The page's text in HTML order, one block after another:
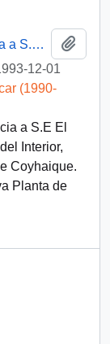
[Carta: respuesta a petición de audiencia a S.E El Presidente de la República, de Ministro del Interior]
12-01
(1990-
a S.E El
Interior,
Coyhaique.
Planta de